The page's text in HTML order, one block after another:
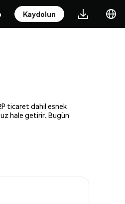
Kaydolun
ticaret dahil esnek
hale getirir. Bugün